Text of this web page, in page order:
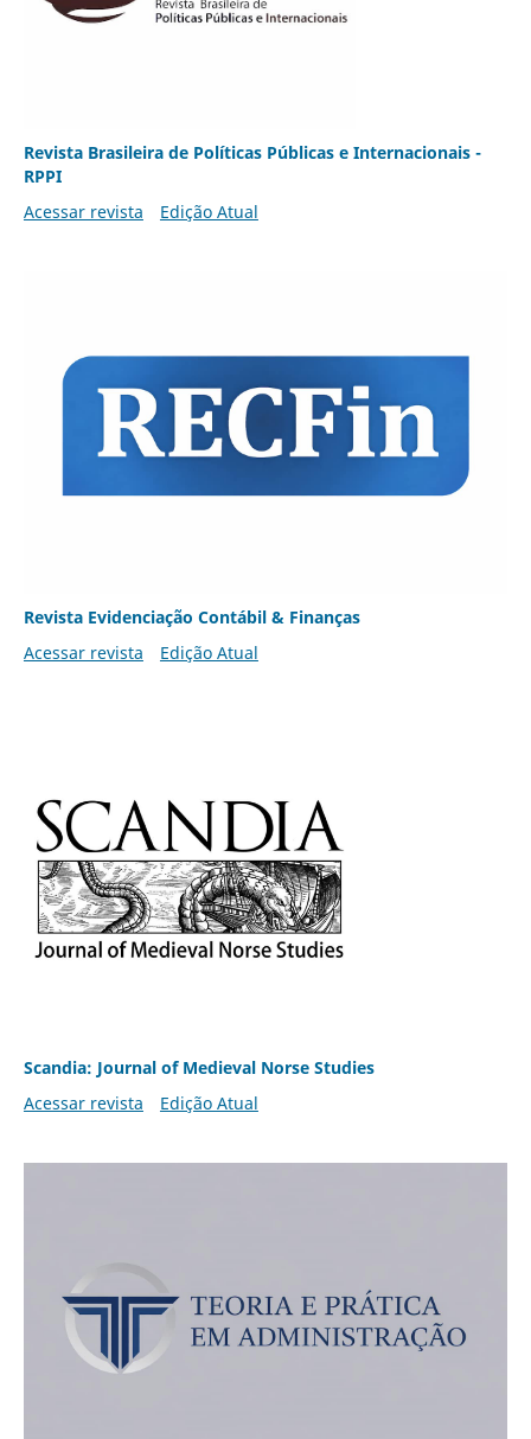
Revista Brasileira de Políticas Públicas e Internacionais -
RPPI
Acessar revista
Edição Atual
Revista Evidenciação Contábil & Finanças
Acessar revista
Edição Atual
Scandia: Journal of Medieval Norse Studies
Acessar revista
Edição Atual